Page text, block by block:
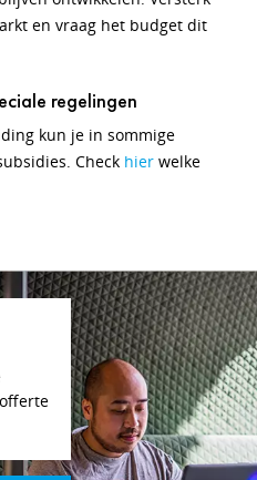
en vraag het budget dit
regelingen
kun je in sommige
Check hier welke